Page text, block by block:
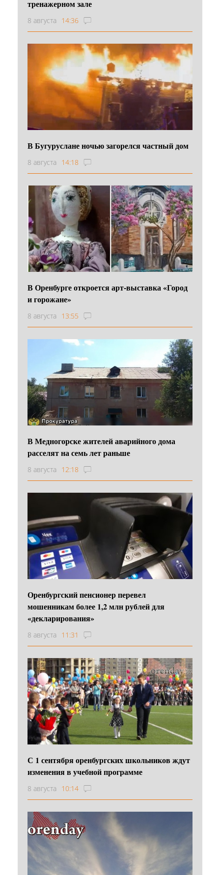
тренажерном зале
8 августа 14:36
В Бугуруслане ночью загорелся частный дом
8 августа 14:18
В Оренбурге откроется арт-выставка «Город
и горожане»
8 августа 13:55
В Медногорске жителей аварийного дома
расселят на семь лет раньше
8 августа 12:18
Оренбургский пенсионер перевел
мошенникам более 1,2 млн рублей для
«декларирования»
8 августа 11:31
С 1 сентября оренбургских школьников ждут
изменения в учебной программе
8 августа 10:14